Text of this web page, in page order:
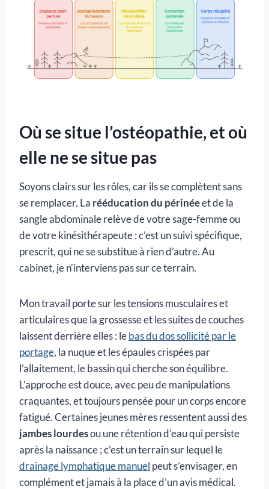
Où se situe l’ostéopathie, et où
elle ne se situe pas
Soyons clairs sur les rôles, car ils se complètent sans
se remplacer. La rééducation du périnéeet de la
sangle abdominale relève de votre sage-femme ou
de votre kinésithérapeute : c’est un suivi spécifique,
prescrit, qui ne se substitue à rien d’autre. Au
cabinet, je n’interviens pas sur ce terrain.
Mon travail porte sur les tensions musculaires et
articulaires que la grossesse et les suites de couches
laissent derrière elles : lebas du dos sollicité par le
portage, la nuque et les épaules crispées par
l’allaitement, le bassin qui cherche son équilibre.
L’approche est douce, avec peu de manipulations
craquantes, et toujours pensée pour un corps encore
fatigué. Certaines jeunes mères ressentent aussi des
jambes lourdesou une rétention d’eau qui persiste
après la naissance ; c’est un terrain sur lequel le
drainage lymphatique manuel peut s’envisager, en
complément et jamais à la place d’un avis médical.